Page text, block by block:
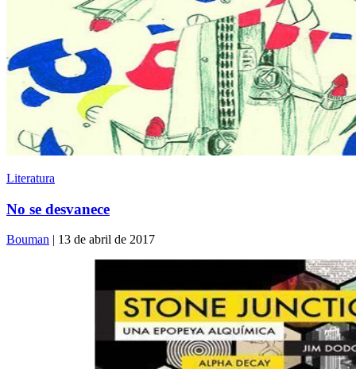
Literatura
No se desvanece
Bouman | 13 de abril de 2017